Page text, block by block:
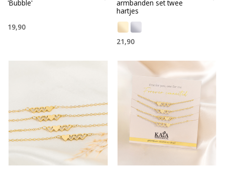
'Bubble'
19,90
armbanden set twee
hartjes
21,90